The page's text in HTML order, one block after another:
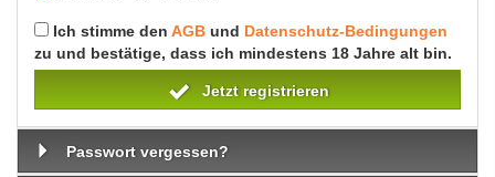
Ich stimme den AGB und Datenschutz-Bedingungen
zu und bestätige, dass ich mindestens 18 Jahre alt bin.
Jetzt registrieren
Passwort vergessen?